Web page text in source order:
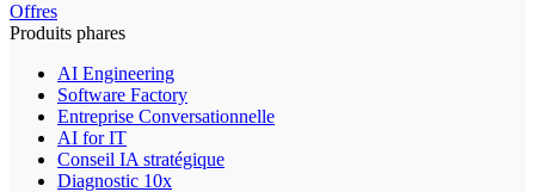
Offres
Produits phares
AI Engineering
Software Factory
Entreprise Conversationnelle
AI for IT
Conseil IA stratégique
Diagnostic 10x